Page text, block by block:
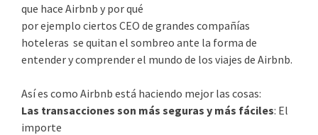
que hace Airbnb y por qué
por ejemplo ciertos CEO de grandes compañías
hoteleras se quitan el sombreo ante la forma de
entender y comprender el mundo de los viajes de Airbnb.
Así es como Airbnb está haciendo mejor las cosas:
Las transacciones son más seguras y más fáciles: El
importe